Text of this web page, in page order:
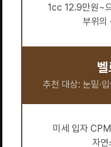
1cc 12.9만원~
부위의
추천 대상: 눈밑·
미세 입자
자연